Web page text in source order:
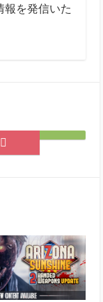
報を発信いた
Pocket
に
Feedly